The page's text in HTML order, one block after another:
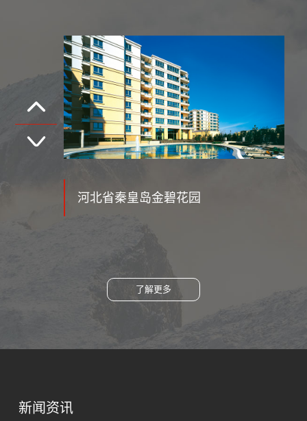
河南报业集团东瑞苑
了解更多
新闻资讯